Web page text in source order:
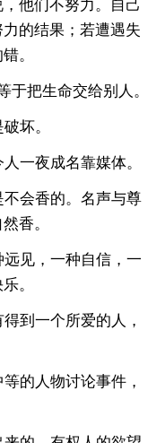
他们不努力。自己
的结果；若遭遇失
。
于把生命交给别人。
坏。
一夜成名靠媒体。
会香的。名声与尊
香。
见，一种自信，一
。
到一个所爱的人，
的人物讨论事件，